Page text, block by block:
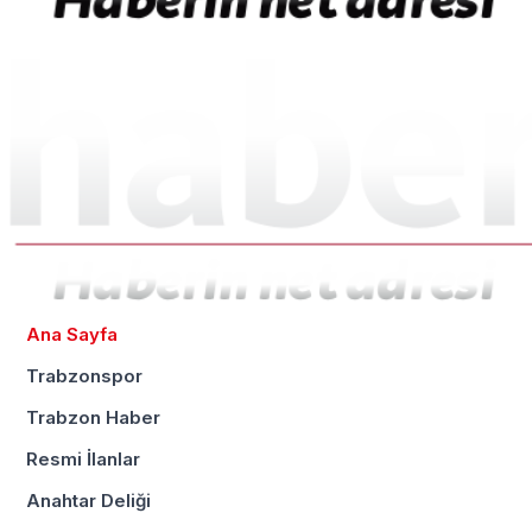
Ana Sayfa
Trabzonspor
Trabzon Haber
Resmi İlanlar
Anahtar Deliği